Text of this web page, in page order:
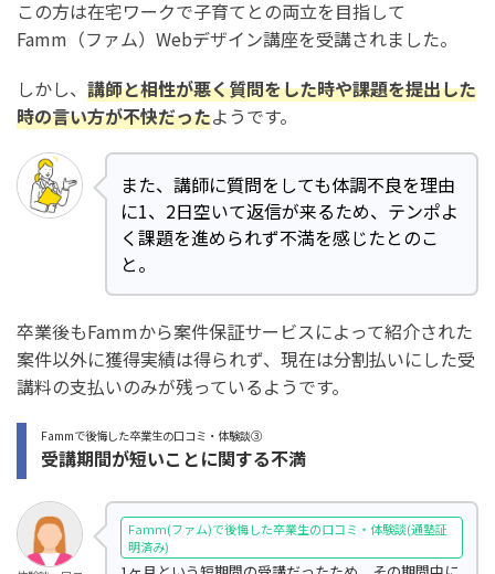
この方は在宅ワークで子育てとの両立を目指して
Famm（ファム）Webデザイン講座を受講されました。
しかし、 講師と相性が悪く質問をした時や課題を提出した
時の言い方が不快だったようです。
また、講師に質問をしても体調不良を理由
に1、2日空いて返信が来るため、テンポよ
く課題を進められず不満を感じたとのこ
と。
卒業後もFammから案件保証サービスによって紹介された
案件以外に獲得実績は得られず、現在は分割払いにした受
講料の支払いのみが残っているようです。
Fammで後悔した卒業生の口コミ・体験談③
受講期間が短いことに関する不満
Famm(ファム)で後悔した卒業生の口コミ・体験談(通塾証
明済み)